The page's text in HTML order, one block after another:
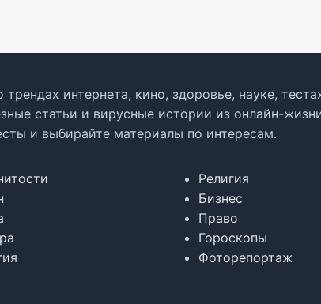
интернета, кино, здоровье, науке,
статьи и вирусные истории из онлайн-
и выбирайте материалы по интересам.
Религия
Бизнес
Право
Гороскопы
Фоторепортаж